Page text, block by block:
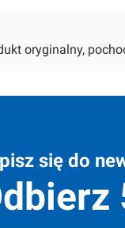
oryginalny,
się do